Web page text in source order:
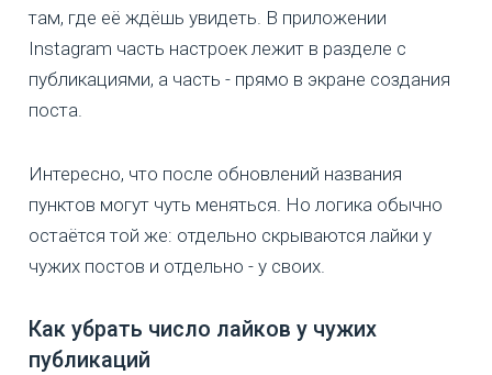
там, где её ждёшь увидеть. В приложении
Instagram часть настроек лежит в разделе с
публикациями, а часть - прямо в экране создания
поста.
Интересно, что после обновлений названия
пунктов могут чуть меняться. Но логика обычно
остаётся той же: отдельно скрываются лайки у
чужих постов и отдельно - у своих.
Как убрать число лайков у чужих
публикаций